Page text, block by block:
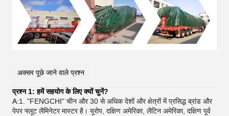
अक्सर पूछे जाने वाले प्रश्न
प्रश्न 1: हमें सहयोग के लिए क्यों चुनें?
A:1. "FENGCHI" चीन और 30 से अधिक देशों और क्षेत्रों में प्रसिद्ध ब्रांड और
पेपर फ्लूट लैमिनेटर मास्टर है। यूरोप, दक्षिण अमेरिका, लैटिन अमेरिका, दक्षिण पूर्व